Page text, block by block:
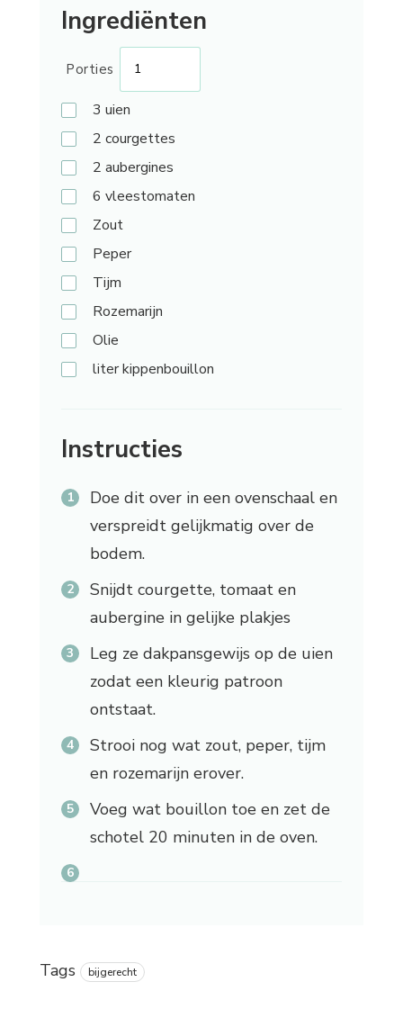
Ingrediënten
Porties
3 uien
2 courgettes
2 aubergines
6 vleestomaten
Zout
Peper
Tijm
Rozemarijn
Olie
literkippenbouillon
Instructies
Doe dit over in een ovenschaal en
verspreidt gelijkmatig over de
bodem.
Snijdt courgette, tomaat en
aubergine in gelijke plakjes
Leg ze dakpansgewijs op de uien
zodat een kleurig patroon
ontstaat.
Strooi nog wat zout, peper, tijm
en rozemarijn erover.
Voeg wat bouillon toe en zet de
schotel 20 minuten in de oven.
Tags bijgerecht